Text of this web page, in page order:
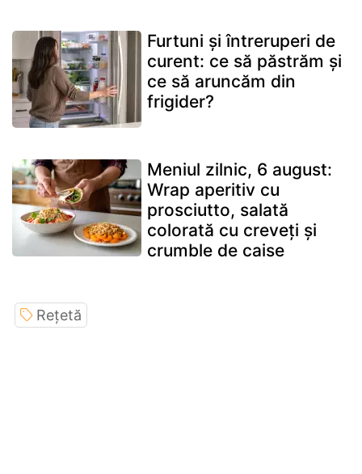
Furtuni și întreruperi de
curent: ce să păstrăm și
ce să aruncăm din
frigider?
Meniul zilnic, 6 august:
Wrap aperitiv cu
prosciutto, salată
colorată cu creveți și
crumble de caise
Rețetă